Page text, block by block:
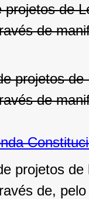
projetos de
de
projetos
de
projetos
de,